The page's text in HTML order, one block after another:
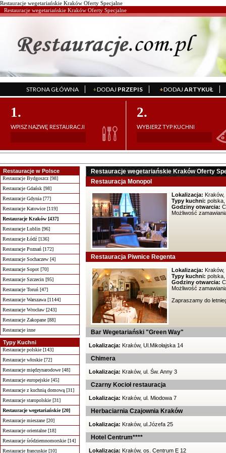
Restauracje wegetariańskie Kraków Oferty Specjalne
Restauracje wegetariańskie Kraków Oferty Specjalne
STRONA GŁÓWNA +DODAJ PRZEPIS +DODAJ ARTYKUŁ
1.
WPISZ NAZWĘ RESTAURACJI
2.
WYBIERZ TYP KUCHNI
Restauracje w Polsce
Restauracje Bydgoszcz [98]
Restauracje Gdańsk [98]
Restauracje Gdynia [77]
Restauracje Katowice [119]
Restauracje Kraków [437]
Restauracje Lublin [96]
Restauracje Łódź [136]
Restauracje Poznań [172]
Restauracje Sochaczew [4]
Restauracje Sopot [70]
Restauracje Szczecin [95]
Restauracje Toruń [47]
Restauracje Warszawa [1144]
Restauracje Wrocław [243]
Restauracje Zakopane [88]
Restauracje inne
Typy Kuchni
Restauracje polskie [143]
Restauracje włoskie [72]
Restauracje międzynarodowe [48]
Restauracje europejskie [45]
Restauracje z kuchnią domową [31]
Restauracje staropolskie [31]
Restauracje wegetariańskie [20]
Restauracje mieszane [20]
Restauracje orientalne [18]
Restauracje śródziemnomorskie [14]
Restauracje francuskie [10]
Restauracje wegetariańskie Kraków Oferty
Restauracja Monopol
Lokalizacja: Kraków,
Typy kuchni:
Godziny otwarcia:
Możliwość
Restauracja Piwnice Regenta
Lokalizacja: Kraków,
Typy kuchni:
Godziny otwarcia:
Możliwość
Zapraszamy do
Bar Wegetariański "Green Way"
Lokalizacja: Kraków, Ul.Mikołajska 14
Chimera
Lokalizacja: Kraków, ul. Św. Anny 3
Czarny Kocioł restauracja
Lokalizacja: Kraków, ul. Miodowa 7
Herbaciarnia Czajownia Kraków
Lokalizacja: Kraków, ul.Józefa 25
Hotel Centrum****
Lokalizacja: Kraków, os. Centrum E 12